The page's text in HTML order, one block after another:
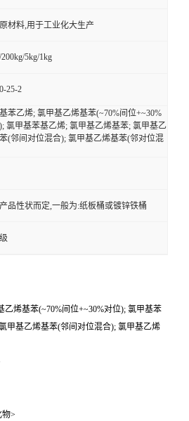
材料,用于工业化大生产
5kg/1kg
25-2
苯乙烯; 氯甲基乙烯基苯(~70%间位+~30%
氯甲基苯基乙烯; 氯甲基乙烯基苯; 氯甲基乙
(邻间对位混合); 氯甲基乙烯基苯(邻对位混
品性状而定,一般为:纸板桶或镀锌铁桶
乙烯基苯(~70%间位+~30%对位); 氯甲基苯
甲基乙烯基苯(邻间对位混合); 氯甲基乙烯
>